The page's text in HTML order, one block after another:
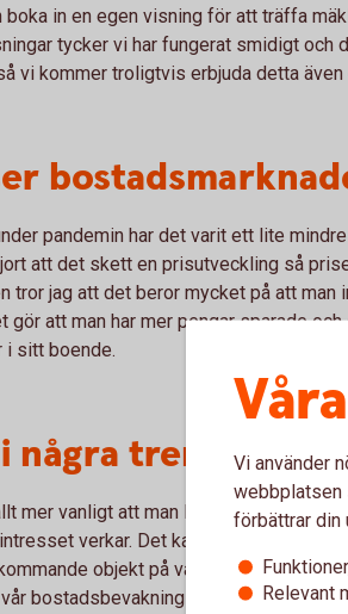
boka in en egen visning för att träffa
tycker vi har fungerat smidigt och
vi kommer troligtvis erbjuda detta även
pandemin har det varit ett lite
att det skett en prisutveckling så
tror jag att det beror mycket på att man
gör att man har mer pengar sparade
i sitt boende.
några trender på
mer vanligt att man lägger ut sitt
verkar. Det kan man hos oss
objekt på vår webb. Det går
bostadsbevakning som i förhand
Vi använder
webbplatsen
förbättrar din
Relevant